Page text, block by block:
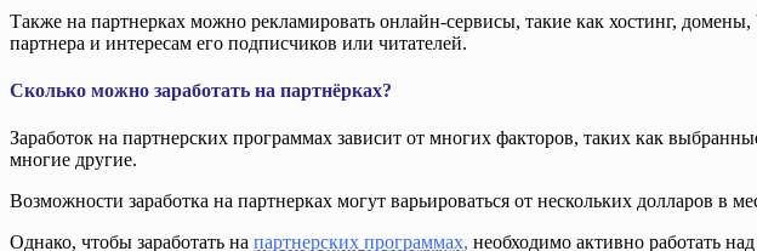
Также на партнерках можно рекламировать онлайн-сервисы, такие как хостинг,
партнера и интересам его подписчиков или читателей.
Сколько можно заработать на партнёрках?
Заработок на партнерских программах зависит от многих факторов, таких как
многие другие.
Возможности заработка на партнерках могут варьироваться от нескольких долларов в
Однако, чтобы заработать на партнерских программах, необходимо активно работать